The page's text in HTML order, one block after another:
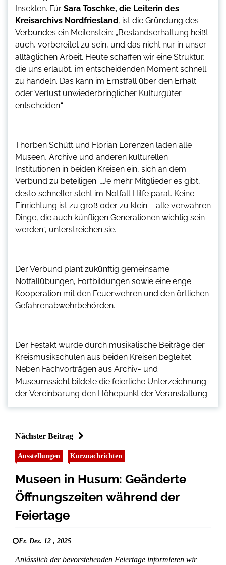
Insekten. Für Sara Toschke, die Leiterin des
Kreisarchivs Nordfriesland, ist die Gründung des
Verbundes ein Meilenstein: „Bestandserhaltung heißt
auch, vorbereitet zu sein, und das nicht nur in unser
alltäglichen Arbeit. Heute schaffen wir eine Struktur,
die uns erlaubt, im entscheidenden Moment schnell
zu handeln. Das kann im Ernstfall über den Erhalt
oder Verlust unwiederbringlicher Kulturgüter
entscheiden.“
Thorben Schütt und Florian Lorenzen laden alle
Museen, Archive und anderen kulturellen
Institutionen in beiden Kreisen ein, sich an dem
Verbund zu beteiligen: „Je mehr Mitglieder es gibt,
desto schneller steht im Notfall Hilfe parat. Keine
Einrichtung ist zu groß oder zu klein – alle verwahren
Dinge, die auch künftigen Generationen wichtig sein
werden“, unterstreichen sie.
Der Verbund plant zukünftig gemeinsame
Notfallübungen, Fortbildungen sowie eine enge
Kooperation mit den Feuerwehren und den örtlichen
Gefahrenabwehrbehörden.
Der Festakt wurde durch musikalische Beiträge der
Kreismusikschulen aus beiden Kreisen begleitet.
Neben Fachvorträgen aus Archiv- und
Museumssicht bildete die feierliche Unterzeichnung
der Vereinbarung den Höhepunkt der Veranstaltung.
Nächster Beitrag
Ausstellungen Kurznachrichten
Museen in Husum: Geänderte
Öffnungszeiten während der
Feiertage
Fr. Dez. 12 , 2025
Anlässlich der bevorstehenden Feiertage informieren wir